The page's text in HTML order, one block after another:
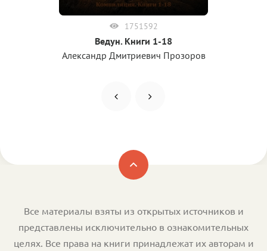
1751592
Ведун. Книги 1-18
Александр Дмитриевич Прозоров
Все материалы взяты из открытых источников и
представлены исключительно в ознакомительных
целях. Все права на книги принадлежат их авторам и